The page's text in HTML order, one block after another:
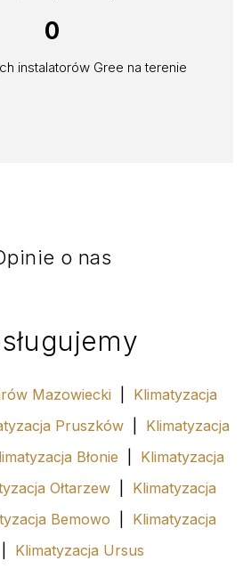
instalatorów Gree na terenie
0
o nas
Mazowiecki
Klimatyzacja
Pruszków| Klimatyzacja
Błonie
Klimatyzacja
Ołtarzew
Klimatyzacja
Bemowo
Klimatyzacja
Klimatyzacja Ursus